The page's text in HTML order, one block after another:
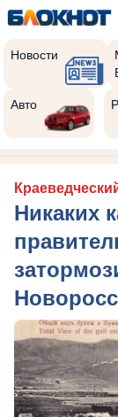
Новости
Авто
Никаких